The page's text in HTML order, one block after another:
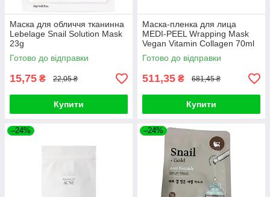
Маска для обличчя тканинна
Lebelage Snail Solution Mask
23g
Готово до відправки
15,75 ₴ 22,05 ₴
Купити
Маска-пленка для лица
MEDI-PEEL Wrapping Mask
Vegan Vitamin Collagen 70ml
Готово до відправки
511,35 ₴ 681,45 ₴
Купити
–24% –24%